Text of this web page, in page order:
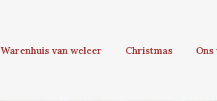
Warenhuis van weleer Christmas